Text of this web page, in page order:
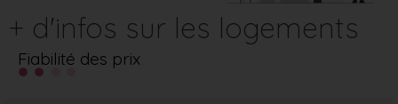
+ d'infos sur les logements
Fiabilité des prix